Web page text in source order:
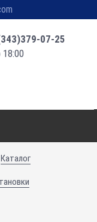
07-25
Каталог